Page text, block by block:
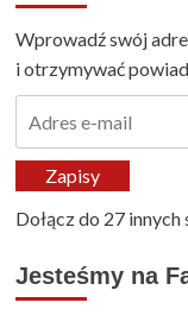
Wprowadź swój
i otrzymywać
mailZapisy
Dołącz do 27
Jesteśmy na